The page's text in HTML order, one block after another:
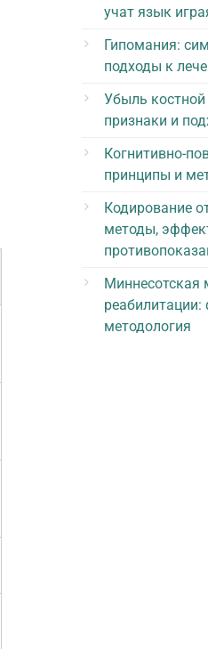
учат язык
Гипомания:
подходы к
Убыль
признаки и
Когнитивно-
принципы и
Кодирование
методы,
Миннесотская
методология